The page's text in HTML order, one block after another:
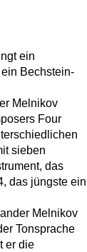
ein
Bechstein-
Melnikov
Four
sieben
das
das jüngste ein
Melnikov
Tonsprache
er die